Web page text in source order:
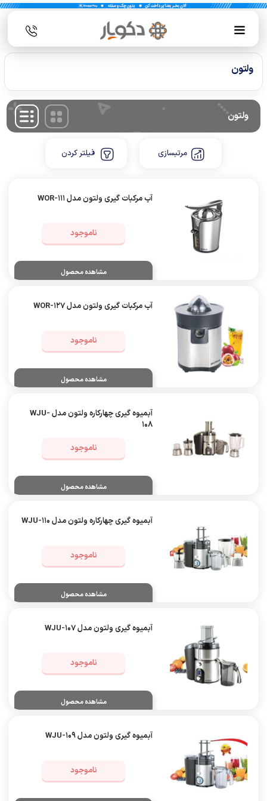
ولتون
ولتون
مرتبسازی فیلتر کردن
آب مرکبات گیری ولتون مدل WOR-111
ناموجود
مشاهده محصول
آب مرکبات گیری ولتون مدل WOR-127
ناموجود
مشاهده محصول
آبمیوه‌ گیری چهارکاره ولتون مدل WJU-
108
ناموجود
مشاهده محصول
آبمیوه‌ گیری چهارکاره ولتون مدل WJU-110
ناموجود
مشاهده محصول
آبمیوه‌ گیری ولتون مدل WJU-107
ناموجود
مشاهده محصول
آبمیوه‌ گیری ولتون مدل WJU-109
ناموجود